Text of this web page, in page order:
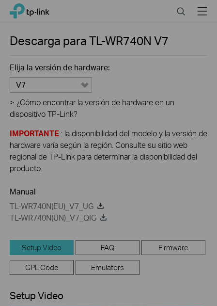
Click
navigation
TP-Link, Reliably Smart SearchMenu
Descarga paraTL-WR740N V7
Elija la versión de hardware:
V7
> ¿Cómo encontrar la versión de hardware en un
dispositivo TP-Link?
IMPORTANTE : la disponibilidad del modelo y la versión de
hardware varía según la región. Consulte su sitio web
regional de TP-Link para determinar la disponibilidad del
producto.
Manual
TL-WR740N(EU)_V7_UG
TL-WR740N(UN)_V7_QIG
Setup Video FAQ Firmware
GPL Code Emulators
Setup Video